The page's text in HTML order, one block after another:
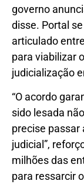
governo
disse. Portal
articulado
para viabilizar
judicialização
“O acordo
sido lesada
precise passar
judicial”,
milhões das
para ressarcir